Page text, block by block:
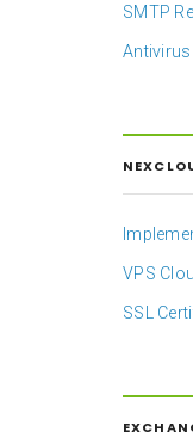
SMTP
VPS
SSL